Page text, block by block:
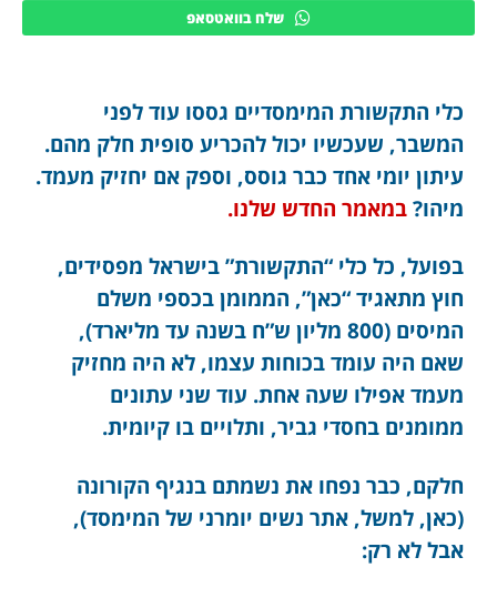
שלח בוואטסאפ
כלי התקשורת המימסדיים גססו עוד לפני
המשבר, שעכשיו יכול להכריע סופית חלק מהם.
עיתון יומי אחד כבר גוסס, וספק אם יחזיק מעמד.
מיהו? במאמר החדש שלנו.
בפועל, כל כלי “התקשורת” בישראל מפסידים,
חוץ מתאגיד “כאן”, הממומן בכספי משלם
המיסים (800 מליון ש”ח בשנה עד מליארד),
שאם היה עומד בכוחות עצמו, לא היה מחזיק
מעמד אפילו שעה אחת. עוד שני עתונים
ממומנים בחסדי גביר, ותלויים בו קיומית.
חלקם, כבר נפחו את נשמתם בנגיף הקורונה
(כאן, למשל, אתר נשים יומרני של המימסד),
אבל לא רק: